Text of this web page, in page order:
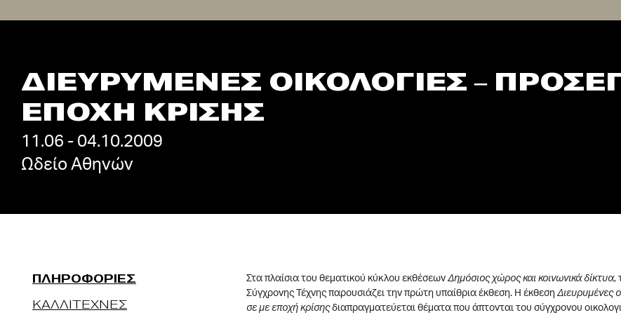
ΔΙΕΥΡΥΜΕΝΕΣ ΟΙΚΟΛΟΓΙΕΣ –
ΕΠΟΧΗ ΚΡΙΣΗΣ
11.06 - 04.10.2009
Ωδείο Αθηνών
ΠΛΗΡΟΦΟΡΙΕΣ
ΚΑΛΛΙΤΕΧΝΕΣ
Στα πλαίσια του θεματικού κύκλου εκθέσεωνΔημόσιος χώρος και κοινωνικά δίκτυα,
Σύγχρονης Τέχνης παρουσιάζει την πρώτη υπαίθρια έκθεση. Η έκθεση Διευρυμένες
σε με εποχή κρίσηςδιαπραγματεύεται θέματα που άπτονται του σύγχρονου